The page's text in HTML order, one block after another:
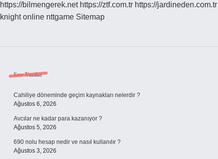
https://bilmengerek.net https://ztf.com.tr https://jardineden.com.tr
knight online nttgame Sitemap
Sidebar
Son Yazılar
Cahiliye döneminde geçim kaynakları nelerdir ?
Ağustos 6, 2026
Avcılar ne kadar para kazanıyor ?
Ağustos 5, 2026
690 nolu hesap nedir ve nasıl kullanılır ?
Ağustos 3, 2026